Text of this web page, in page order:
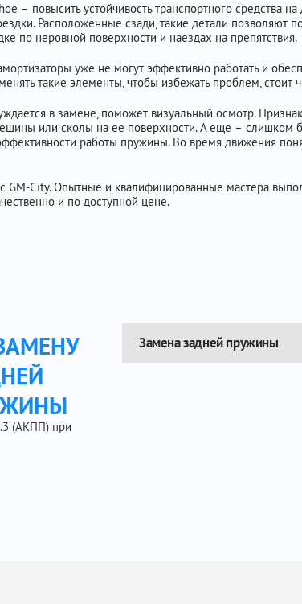
– повысить устойчивость транспортного средства на
Расположенные сзади, такие детали позволяют
по неровной поверхности и наездах на препятствия.
уже не могут эффективно работать и
такие элементы, чтобы избежать проблем,
в замене, поможет визуальный осмотр.
или сколы на ее поверхности. А еще – слишком
работы пружины. Во время движения
GM-City. Опытные и квалифицированные мастера
и по доступной цене.
(АКПП) при
Замена задней пружины